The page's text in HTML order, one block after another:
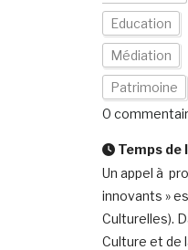
Education
Médiation
Patrimoine
0
Temps de
Un appel à
innovants »
Culturelles).
Culture et de